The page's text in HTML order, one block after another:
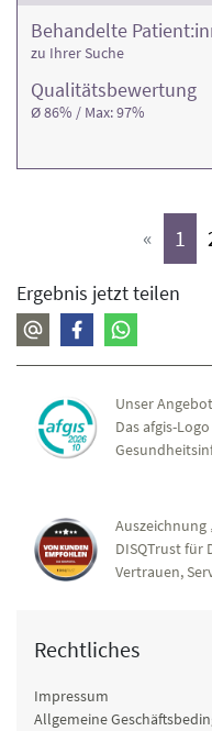
Qualitäts­bewertung
Ø 86% / Max: 97%
Behandelte
zu Ihrer Suche
« 1
Ergebnis jetzt teilen
Unser
Das afgis-
Auszeichnung
DISQTrust für
Vertrauen,
Rechtliches
Impressum
Allgemeine